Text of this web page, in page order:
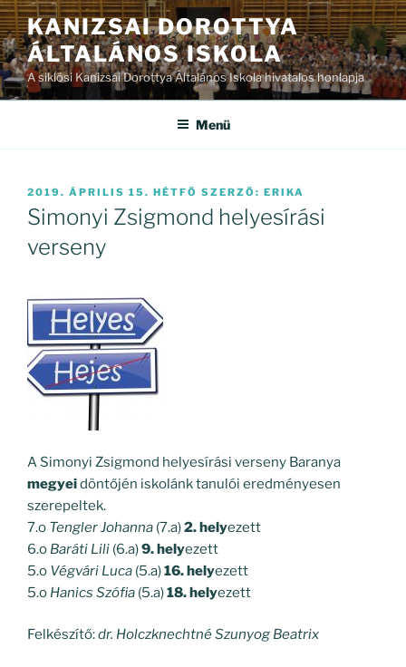
Tartalomhoz
KANIZSAI DOROTTYA
ÁLTALÁNOS ISKOLA
A siklósi Kanizsai Dorottya Általános Iskola hivatalos honlapja
Menü
BEKÜLDVE:
2019. ÁPRILIS 15. HÉTFŐ SZERZŐ: ERIKA
Simonyi Zsigmond helyesírási
verseny
A Simonyi Zsigmond helyesírási verseny Baranya
megyeidöntőjén iskolánk tanulói eredményesen
szerepeltek.
7.o Tengler Johanna (7.a)2. helyezett
6.o Baráti Lili (6.a)9. helyezett
5.o Végvári Luca (5.a)16. helyezett
5.o Hanics Szófia (5.a)18. helyezett
Felkészítő:dr. Holczknechtné Szunyog Beatrix